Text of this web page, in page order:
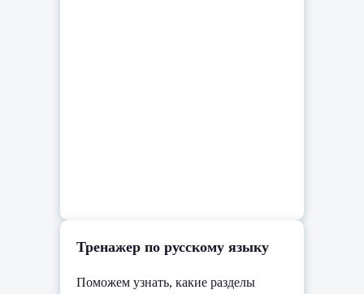
Тренажер по русскому языку
Поможем узнать, какие разделы